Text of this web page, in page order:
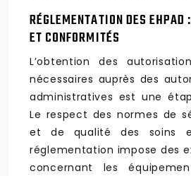
RÉGLEMENTATION DES
ET CONFORMITÉS
L’obtention des
nécessaires auprès des
administratives est une
Le respect des normes de
et de qualité des soins
réglementation impose des
concernant les